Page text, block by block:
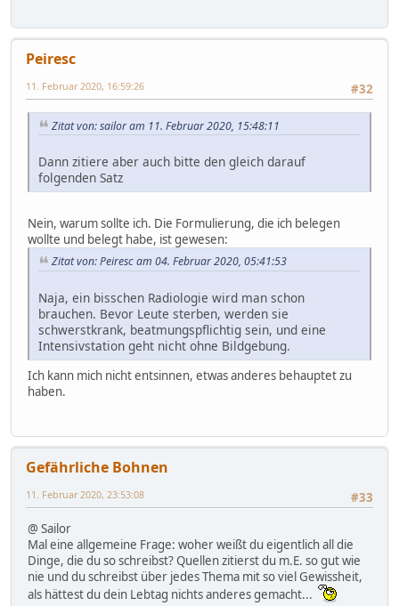
Peiresc
#32
11. Februar 2020, 16:59:26
Zitat von: sailor am 11. Februar 2020, 15:48:11
Dann zitiere aber auch bitte den gleich darauf
folgenden Satz
Nein, warum sollte ich. Die Formulierung, die ich belegen
wollte und belegt habe, ist gewesen:
Zitat von: Peiresc am 04. Februar 2020, 05:41:53
Naja, ein bisschen Radiologie wird man schon
brauchen. Bevor Leute sterben, werden sie
schwerstkrank, beatmungspflichtig sein, und eine
Intensivstation geht nicht ohne Bildgebung.
Ich kann mich nicht entsinnen, etwas anderes behauptet zu
haben.
Gefährliche Bohnen
#33
11. Februar 2020, 23:53:08
@ Sailor
Mal eine allgemeine Frage: woher weißt du eigentlich all die
Dinge, die du so schreibst? Quellen zitierst du m.E. so gut wie
nie und du schreibst über jedes Thema mit so viel Gewissheit,
als hättest du dein Lebtag nichts anderes gemacht...